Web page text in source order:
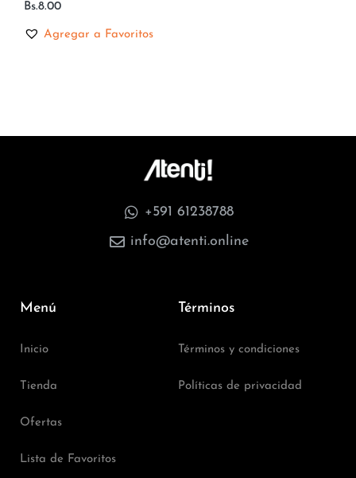
Bs.8.00
Agregar a Favoritos
+591 61238788
info@atenti.online
Menú
Inicio
Tienda
Ofertas
Lista de Favoritos
Términos
Términos y condiciones
Políticas de privacidad